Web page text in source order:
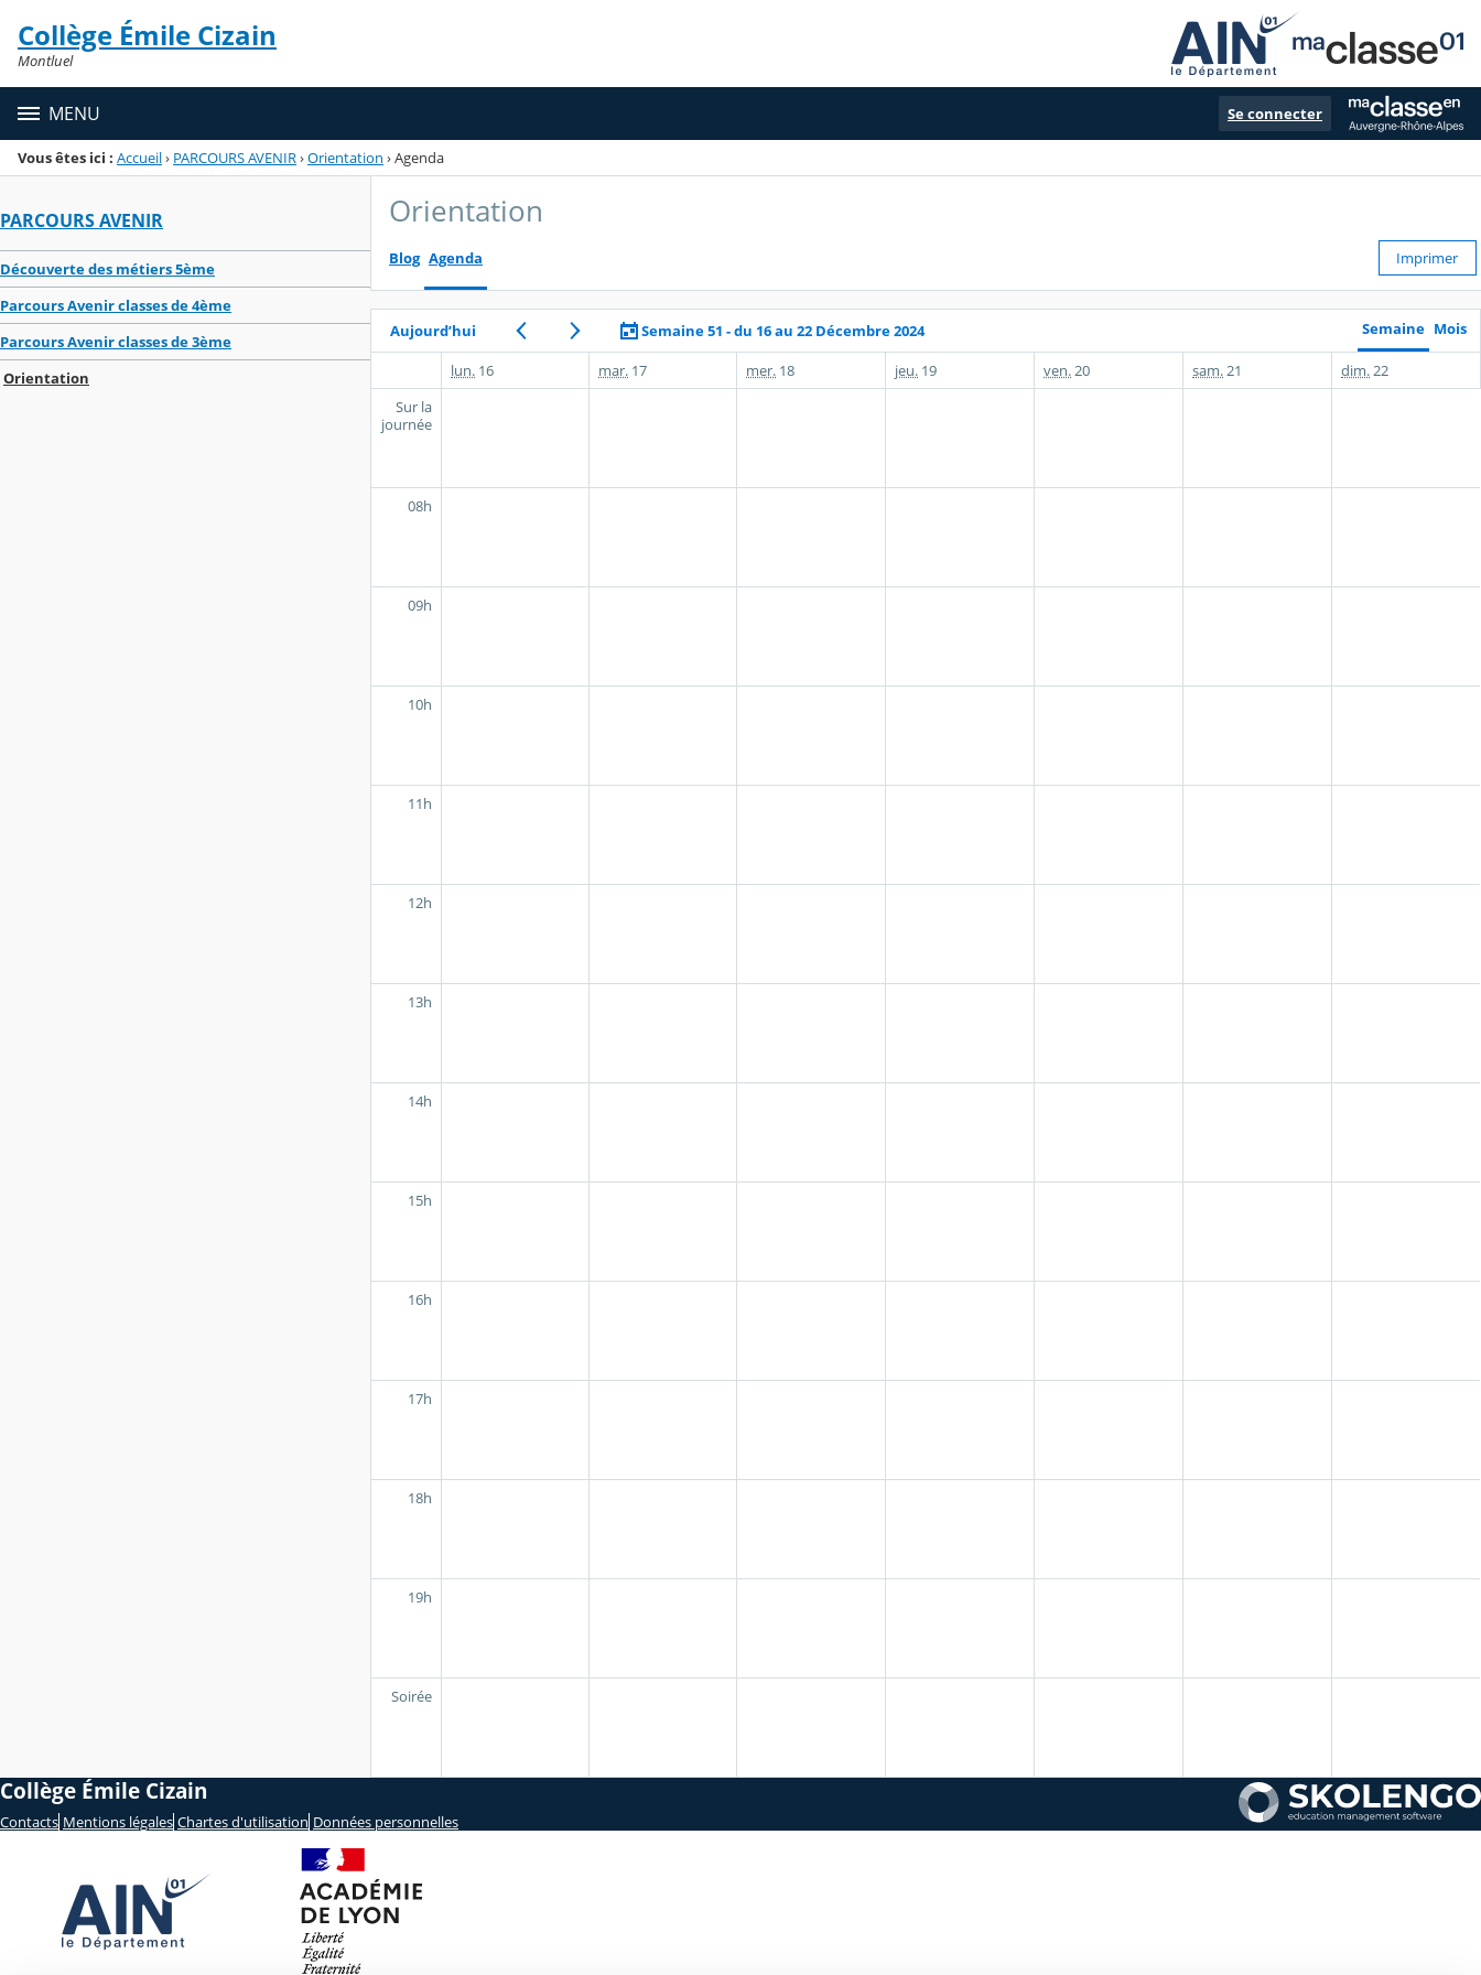
Menu de la rubrique
Contenu
Collège Émile Cizain
Montluel
MENU Se connecter
Vous êtes ici : Accueil› PARCOURS AVENIR›Orientation ›Agenda
PARCOURS AVENIR
Découverte des métiers 5ème
Parcours Avenir classes de 4ème
Parcours Avenir classes de 3ème
Orientation
Orientation
Blog Agenda Imprimer
Aujourd’hui Semaine 51 - du 16 au 22 Décembre 2024 Semaine Mois
lun. 16 mar. 17 mer. 18 jeu. 19 ven. 20 sam. 21 dim. 22
Sur la
journée
08h
09h
10h
11h
12h
13h
14h
15h
16h
17h
18h
19h
Soirée
Collège Émile Cizain
Contacts Mentions légales Chartes d'utilisation Données personnelles